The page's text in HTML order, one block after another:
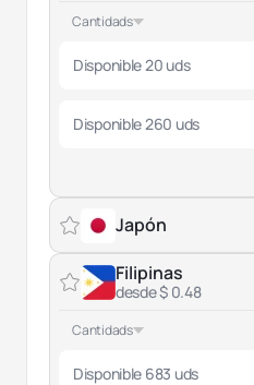
Cantidads
Disponible 20 uds
Disponible 260 uds
Japón
Filipinas
desde $ 0.48
Cantidads
Disponible 683 uds